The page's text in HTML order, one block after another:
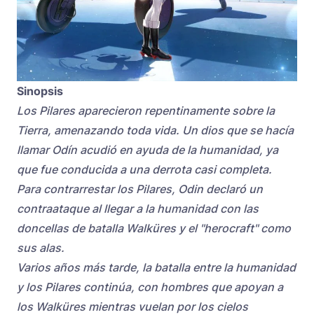
Sinopsis
Los Pilares aparecieron repentinamente sobre la
Tierra, amenazando toda vida. Un dios que se hacía
llamar Odín acudió en ayuda de la humanidad, ya
que fue conducida a una derrota casi completa.
Para contrarrestar los Pilares, Odin declaró un
contraataque al llegar a la humanidad con las
doncellas de batalla Walküres y el "herocraft" como
sus alas.
Varios años más tarde, la batalla entre la humanidad
y los Pilares continúa, con hombres que apoyan a
los Walküres mientras vuelan por los cielos